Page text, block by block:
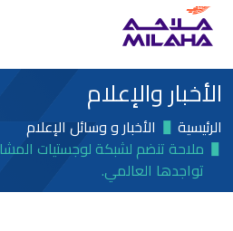
Skip to main content
الأخبار والإعلام
الرئيسية
الأخبار و وسائل الإعلام
ملاحة تنضم لشبكة لوجستيات
تواجدها العالمي.